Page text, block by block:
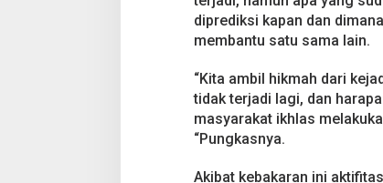
diprediksi kapan dan
membantu satu sama lain.
“Kita ambil hikmah dari
tidak terjadi lagi, dan
masyarakat ikhlas
“Pungkasnya.
Akibat kebakaran ini